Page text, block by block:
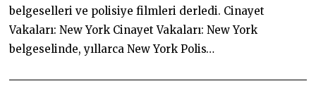
2
4
belgeselleri ve polisiye filmleri derledi. Cinayet
Vakaları: New York Cinayet Vakaları: New York
belgeselinde, yıllarca New York Polis…